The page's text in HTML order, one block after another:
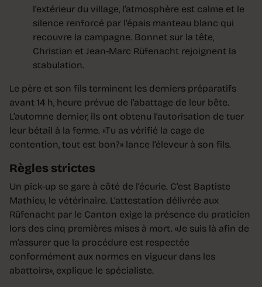
l’extérieur du village, l’atmosphère est calme et le
silence renforcé par l’épais manteau blanc qui
recouvre la campagne. Bonnet sur la tête,
Christian et Jean-Marc Rüfenacht rejoignent la
stabulation.
Le père et son fils terminent les derniers préparatifs
avant 14 h, heure prévue de l’abattage de leur bête.
L’automne dernier, ils ont obtenu l’autorisation de tuer
leur bétail à la ferme. «Tu as vérifié la cage de
contention, tout est bon?» lance l’éleveur à son fils.
Règles strictes
Un pick-up se gare à côté de l’écurie. C’est Baptiste
Mathieu, le vétérinaire. L’attestation délivrée aux
Rüfenacht par le Canton exige la présence du praticien
lors des cinq premières mises à mort. «Je suis là afin de
m’assurer que la procédure est respectée
conformément aux normes en vigueur dans les
abattoirs», explique le spécialiste.